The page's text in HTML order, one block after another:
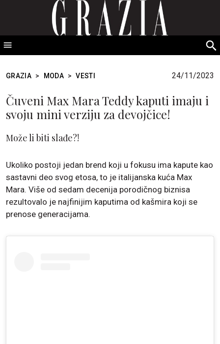
GRAZIA Srbija
GRAZIA > MODA > VESTI 24/11/2023
Čuveni Max Mara Teddy kaputi imaju i
svoju mini verziju za devojčice!
Može li biti slađe?!
Ukoliko postoji jedan brend koji u fokusu ima kapute kao
sastavni deo svog etosa, to je italijanska kuća Max
Mara. Više od sedam decenija porodičnog biznisa
rezultovalo je najfinijim kaputima od kašmira koji se
prenose generacijama.